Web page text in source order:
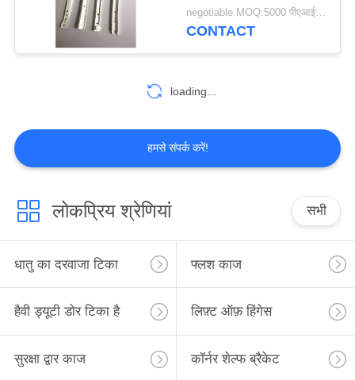
negotiable MOQ:5000 पीएआईआर
CONTACT
loading...
हमसे संपर्क करें!
लोकप्रिय श्रेणियां सभी
धातु का दरवाजा टिका फ्लश काज
हैवी ड्यूटी डोर टिका है लिफ़्ट ऑफ़ हिंगेस
सुरक्षा द्वार काज कॉर्नर शेल्फ ब्रैकेट